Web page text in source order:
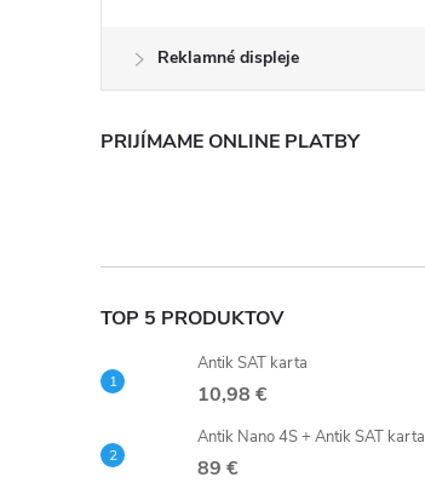
Reklamné displeje
PRIJÍMAME ONLINE PLATBY
TOP 5 PRODUKTOV
Antik SAT karta
10,98 €
Antik Nano 4S + Antik SAT karta
89 €